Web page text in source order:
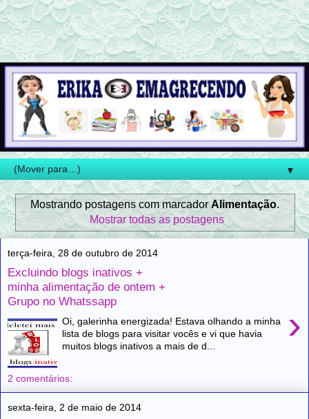
▼
Mostrando postagens com marcadorAlimentação.
Mostrar todas as postagens
terça-feira, 28 de outubro de 2014
Excluindo blogs inativos +
minha alimentação de ontem +
Grupo no Whatssapp
›
Oi, galerinha energizada! Estava olhando a minha
lista de blogs para visitar vocês e vi que havia
muitos blogs inativos a mais de d...
2 comentários:
sexta-feira, 2 de maio de 2014